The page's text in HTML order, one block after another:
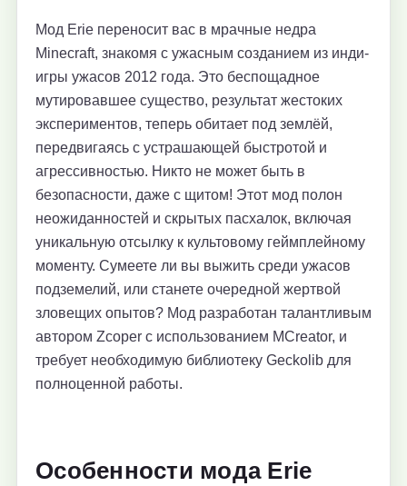
Мод Erie переносит вас в мрачные недра
Minecraft, знакомя с ужасным созданием из инди-
игры ужасов 2012 года. Это беспощадное
мутировавшее существо, результат жестоких
экспериментов, теперь обитает под землёй,
передвигаясь с устрашающей быстротой и
агрессивностью. Никто не может быть в
безопасности, даже с щитом! Этот мод полон
неожиданностей и скрытых пасхалок, включая
уникальную отсылку к культовому геймплейному
моменту. Сумеете ли вы выжить среди ужасов
подземелий, или станете очередной жертвой
зловещих опытов? Мод разработан талантливым
автором Zcoper с использованием MCreator, и
требует необходимую библиотеку Geckolib для
полноценной работы.
Особенности мода Erie